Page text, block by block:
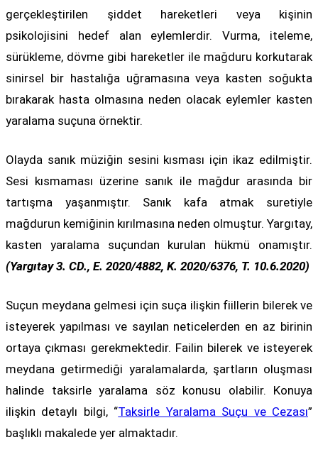
gerçekleştirilen şiddet hareketleri veya kişinin
psikolojisini hedef alan eylemlerdir. Vurma, iteleme,
sürükleme, dövme gibi hareketler ile mağduru korkutarak
sinirsel bir hastalığa uğramasına veya kasten soğukta
bırakarak hasta olmasına neden olacak eylemler kasten
yaralama suçuna örnektir.
Olayda sanık müziğin sesini kısması için ikaz edilmiştir.
Sesi kısmaması üzerine sanık ile mağdur arasında bir
tartışma yaşanmıştır. Sanık kafa atmak suretiyle
mağdurun kemiğinin kırılmasına neden olmuştur. Yargıtay,
kasten yaralama suçundan kurulan hükmü onamıştır.
(Yargıtay 3. CD., E. 2020/4882, K. 2020/6376, T. 10.6.2020)
Suçun meydana gelmesi için suça ilişkin fiillerin bilerek ve
isteyerek yapılması ve sayılan neticelerden en az birinin
ortaya çıkması gerekmektedir. Failin bilerek ve isteyerek
meydana getirmediği yaralamalarda, şartların oluşması
halinde taksirle yaralama söz konusu olabilir. Konuya
ilişkin detaylı bilgi, “Taksirle Yaralama Suçu ve Cezası”
başlıklı makalede yer almaktadır.